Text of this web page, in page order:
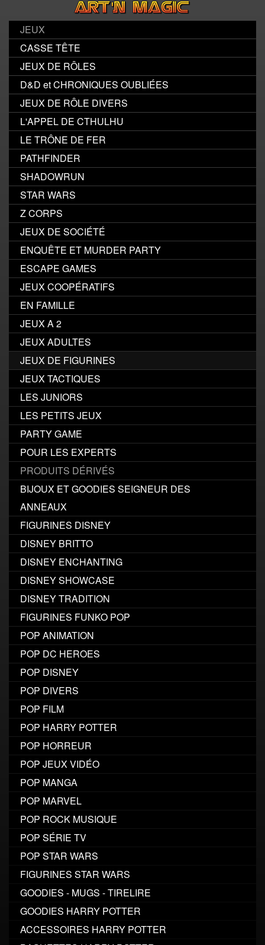
JEUX
CASSE TÊTE
JEUX DE RÔLES
D&D et CHRONIQUES OUBLIÉES
JEUX DE RÔLE DIVERS
L'APPEL DE CTHULHU
LE TRÔNE DE FER
PATHFINDER
SHADOWRUN
STAR WARS
Z CORPS
JEUX DE SOCIÉTÉ
ENQUÊTE ET MURDER PARTY
ESCAPE GAMES
JEUX COOPÉRATIFS
EN FAMILLE
JEUX A 2
JEUX ADULTES
JEUX DE FIGURINES
JEUX TACTIQUES
LES JUNIORS
LES PETITS JEUX
PARTY GAME
POUR LES EXPERTS
PRODUITS DÉRIVÉS
BIJOUX ET GOODIES SEIGNEUR DES
ANNEAUX
FIGURINES DISNEY
DISNEY BRITTO
DISNEY ENCHANTING
DISNEY SHOWCASE
DISNEY TRADITION
FIGURINES FUNKO POP
POP ANIMATION
POP DC HEROES
POP DISNEY
POP DIVERS
POP FILM
POP HARRY POTTER
POP HORREUR
POP JEUX VIDÉO
POP MANGA
POP MARVEL
POP ROCK MUSIQUE
POP SÉRIE TV
POP STAR WARS
FIGURINES STAR WARS
GOODIES - MUGS - TIRELIRE
GOODIES HARRY POTTER
ACCESSOIRES HARRY POTTER